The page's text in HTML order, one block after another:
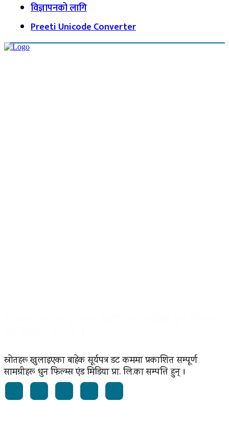
विज्ञापनको लागि
Preeti Unicode Converter
स्रोतहरू खुलाइएका बाहेक सूर्यपत्र डट कममा प्रकाशित सम्पूर्ण
सामग्रीहरू धुन फिल्म्स एंड मिडिया प्रा. लि.का सम्पत्ति हुन् ।